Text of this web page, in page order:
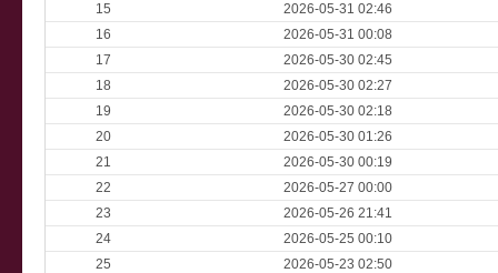
15
2026-05-31 02:46
16
2026-05-31 00:08
17
2026-05-30 02:45
18
2026-05-30 02:27
19
2026-05-30 02:18
20
2026-05-30 01:26
21
2026-05-30 00:19
22
2026-05-27 00:00
23
2026-05-26 21:41
24
2026-05-25 00:10
25
2026-05-23 02:50